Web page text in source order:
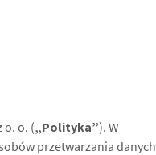
o. o. („Polityka”). W
przetwarzania danych